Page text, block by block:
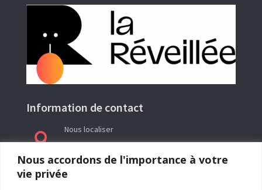
Nous accordons de l'importance à votre
vie privée
Information de contact

Nous localiser
trouve en Ariège (09) à l’adresse : Rieutailhol –
09290 Gabre